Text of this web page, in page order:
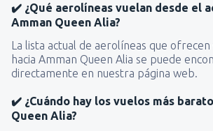
✔️ ¿Qué aerolíneas vuelan desde el
Amman Queen Alia?
La lista actual de aerolíneas que ofrecen
hacia Amman Queen Alia se puede
directamente en nuestra página web.
✔️ ¿Cuándo hay los vuelos más
Queen Alia?